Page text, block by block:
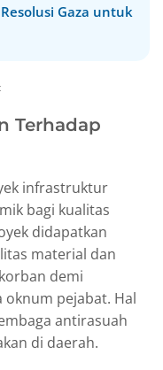
Gaza untuk
Terhadap
infrastruktur
bagi kualitas
didapatkan
material dan
demi
oknum pejabat. Hal
antirasuah
di daerah.